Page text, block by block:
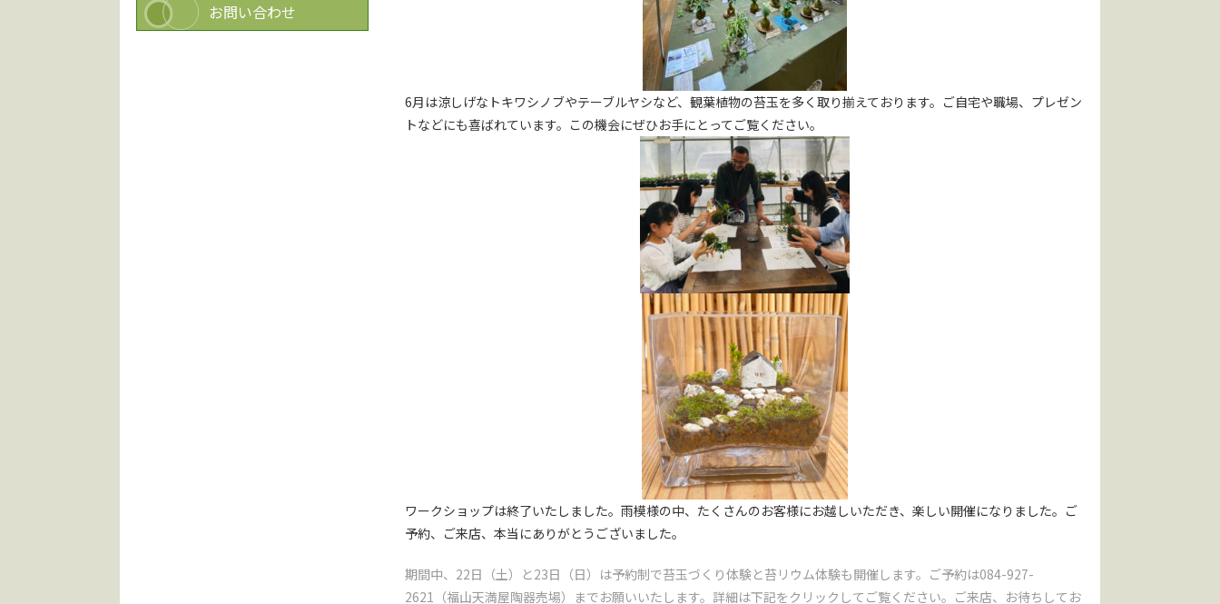
6月は涼しげなトキワシノブやテーブルヤシなど、観葉植物の苔玉を多く取り揃えております。ご自宅や職場、プレゼン
トなどにも喜ばれています。この機会にぜひお手にとってご覧ください。
ワークショップは終了いたしました。雨模様の中、たくさんのお客様にお越しいただき、楽しい開催になりました。ご
予約、ご来店、本当にありがとうございました。
期間中、22日（土）と23日（日）は予約制で苔玉づくり体験と苔リウム体験も開催します。ご予約は084-927-
2621（福山天満屋陶器売場）までお願いいたします。詳細は下記をクリックしてご覧ください。ご来店、お待ちしてお
お問い合わせ